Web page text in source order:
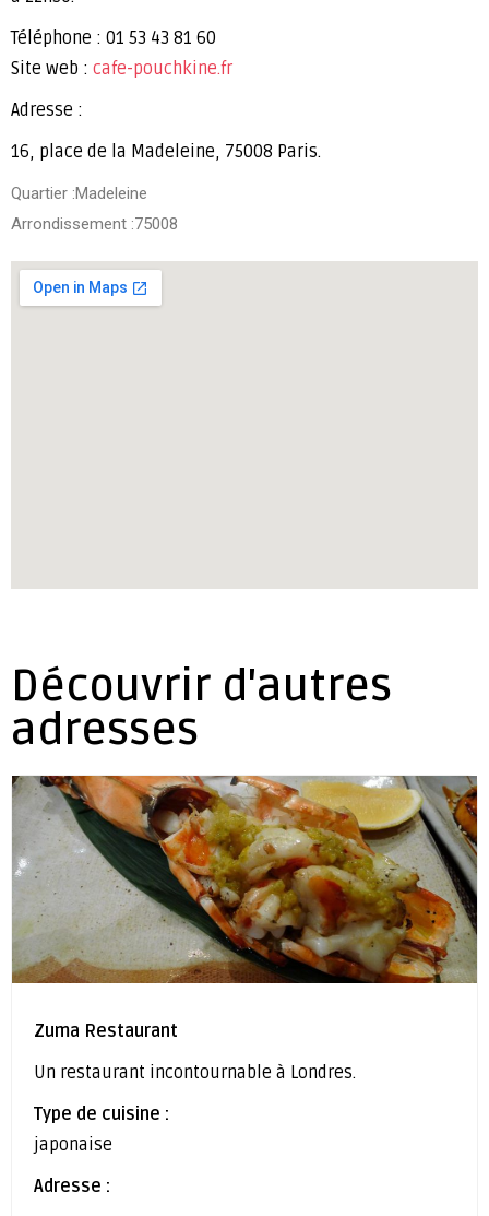
Téléphone : 01 53 43 81 60
Site web : cafe-pouchkine.fr
Adresse :
16, place de la Madeleine, 75008 Paris.
Quartier :Madeleine
Arrondissement :75008
Découvrir d'autres
adresses
Zuma Restaurant
Un restaurant incontournable à Londres.
Type de cuisine :
japonaise
Adresse :